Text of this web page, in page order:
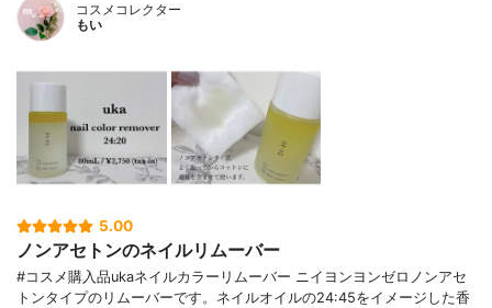
コスメコレクター
もい
5.00
ノンアセトンのネイルリムーバー
#コスメ購入品ukaネイルカラーリムーバー ニイヨンヨンゼロノンアセ
トンタイプのリムーバーです。ネイルオイルの24:45をイメージした香